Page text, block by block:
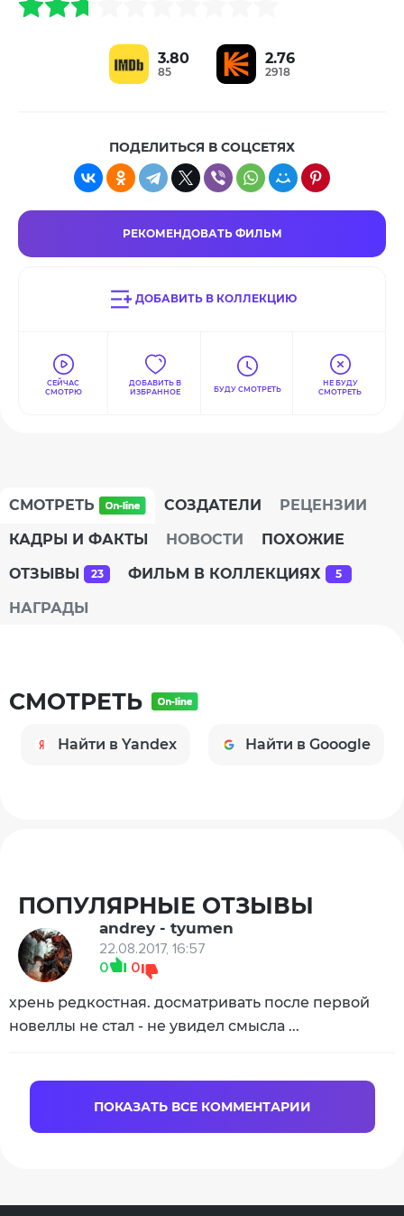
3.80
85
2.76
2918
ПОДЕЛИТЬСЯ В СОЦСЕТЯХ
РЕКОМЕНДОВАТЬ ФИЛЬМ
ДОБАВИТЬ В КОЛЛЕКЦИЮ
СЕЙЧАС
СМОТРЮ
ДОБАВИТЬ В
ИЗБРАННОЕ
БУДУ СМОТРЕТЬ
НЕ БУДУ
СМОТРЕТЬ
СМОТРЕТЬ СОЗДАТЕЛИ
РЕЦЕНЗИИ
КАДРЫ И ФАКТЫ
НОВОСТИ
ПОХОЖИЕ
ОТЗЫВЫ
23 ФИЛЬМ В КОЛЛЕКЦИЯХ 5
НАГРАДЫ
СМОТРЕТЬ
Найти в Yandex Найти в Gooogle
ПОПУЛЯРНЫЕ ОТЗЫВЫ
andrey - tyumen
22.08.2017, 16:57
0
0
хрень редкостная. досматривать после первой
новеллы не стал - не увидел смысла ...
ПОКАЗАТЬ ВСЕ КОММЕНТАРИИ